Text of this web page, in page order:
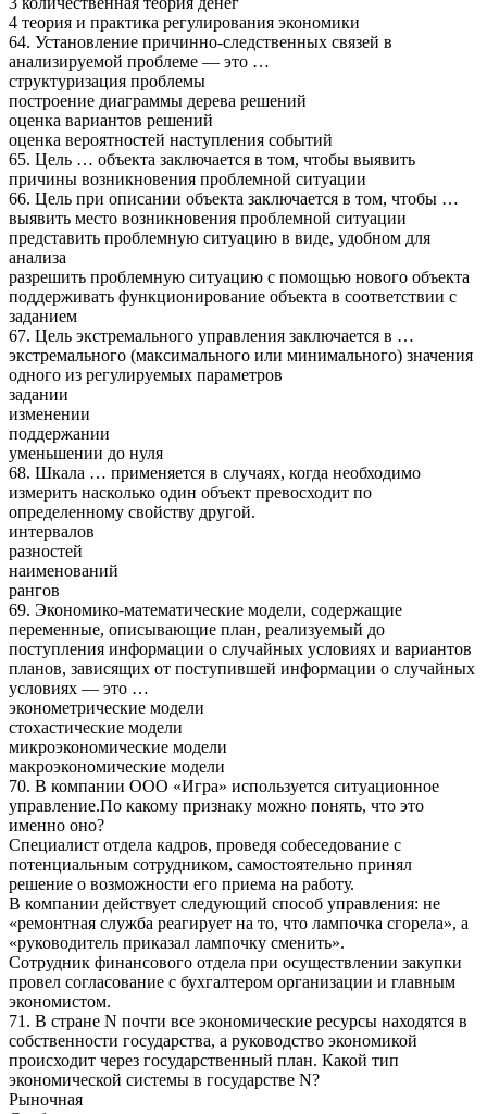
4 теория и практика регулирования экономики
64. Установление причинно-следственных связей в
анализируемой проблеме — это …
структуризация проблемы
построение диаграммы дерева решений
оценка вариантов решений
оценка вероятностей наступления событий
65. Цель … объекта заключается в том, чтобы выявить
причины возникновения проблемной ситуации
66. Цель при описании объекта заключается в том, чтобы …
выявить место возникновения проблемной ситуации
представить проблемную ситуацию в виде, удобном для
анализа
разрешить проблемную ситуацию с помощью нового объекта
поддерживать функционирование объекта в соответствии с
заданием
67. Цель экстремального управления заключается в …
экстремального (максимального или минимального) значения
одного из регулируемых параметров
задании
изменении
поддержании
уменьшении до нуля
68. Шкала … применяется в случаях, когда необходимо
измерить насколько один объект превосходит по
определенному свойству другой.
интервалов
разностей
наименований
рангов
69. Экономико-математические модели, содержащие
переменные, описывающие план, реализуемый до
поступления информации о случайных условиях и вариантов
планов, зависящих от поступившей информации о случайных
условиях — это …
эконометрические модели
стохастические модели
микроэкономические модели
макроэкономические модели
70. В компании ООО «Игра» используется ситуационное
управление.По какому признаку можно понять, что это
именно оно?
Специалист отдела кадров, проведя собеседование с
потенциальным сотрудником, самостоятельно принял
решение о возможности его приема на работу.
В компании действует следующий способ управления: не
«ремонтная служба реагирует на то, что лампочка сгорела», а
«руководитель приказал лампочку сменить».
Сотрудник финансового отдела при осуществлении закупки
провел согласование с бухгалтером организации и главным
экономистом.
71. В стране N почти все экономические ресурсы находятся в
собственности государства, а руководство экономикой
происходит через государственный план. Какой тип
экономической системы в государстве N?
Рыночная